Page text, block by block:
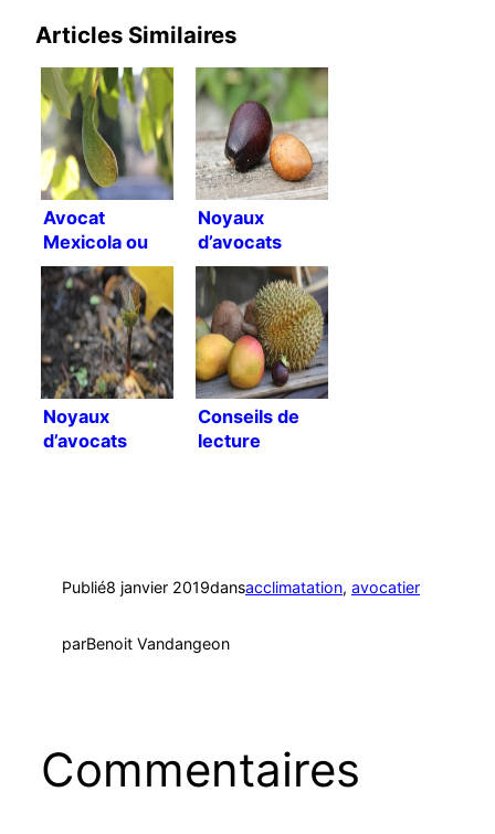
Articles Similaires
Avocat
Mexicola ou
avocat Criollo
?
Noyaux
d’avocats
Mexicola
Noyaux
d’avocats
Conseils de
lecture
Publié8 janvier 2019dansacclimatation, avocatier
parBenoit Vandangeon
Commentaires